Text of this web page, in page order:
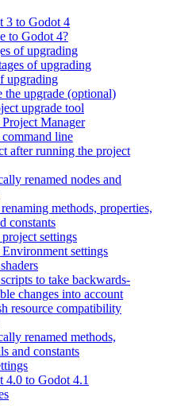
3 to Godot 4
to Godot 4?
of upgrading
of upgrading
upgrading
the upgrade (optional)
upgrade tool
Manager
line
after running the project
renamed nodes and
methods, properties,
constants
settings
settings
to take backwards-
changes into account
resource compatibility
renamed methods,
and constants
4.0 to Godot 4.1